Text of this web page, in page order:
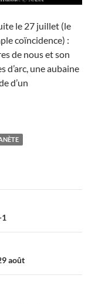
le 27 juillet (le
coïncidence) :
de nous et son
une aubaine
d’un
1
août